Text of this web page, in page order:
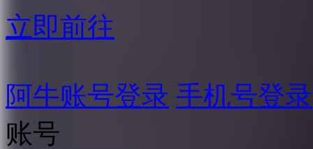
立即前往
阿牛账号登录 手机号登录
账号